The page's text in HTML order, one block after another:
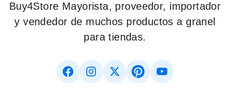
Buy4Store Mayorista, proveedor, importador
y vendedor de muchos productos a granel
para tiendas.